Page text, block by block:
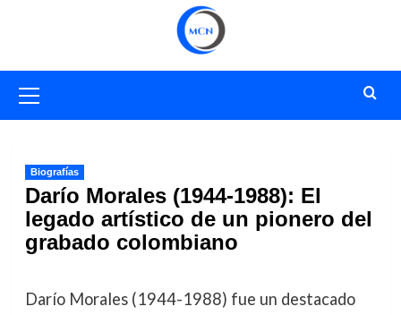
primario
Biografías
Darío Morales (1944-1988): El
legado artístico de un pionero del
grabado colombiano
Darío Morales (1944-1988) fue un destacado